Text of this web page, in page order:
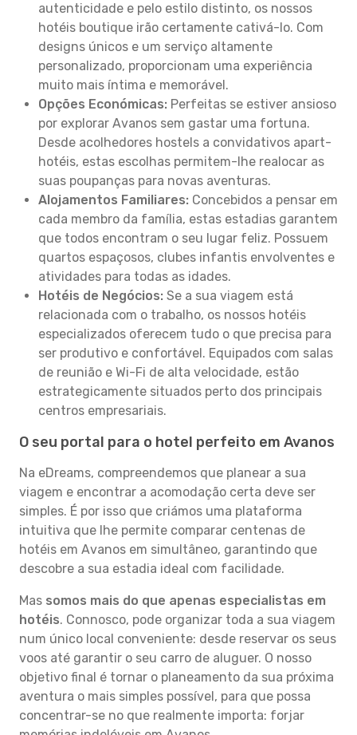
autenticidade e pelo estilo distinto, os nossos
hotéis boutique irão certamente cativá-lo. Com
designs únicos e um serviço altamente
personalizado, proporcionam uma experiência
muito mais íntima e memorável.
Opções Económicas: Perfeitas se estiver ansioso
por explorar Avanos sem gastar uma fortuna.
Desde acolhedores hostels a convidativos apart-
hotéis, estas escolhas permitem-lhe realocar as
suas poupanças para novas aventuras.
Alojamentos Familiares: Concebidos a pensar em
cada membro da família, estas estadias garantem
que todos encontram o seu lugar feliz. Possuem
quartos espaçosos, clubes infantis envolventes e
atividades para todas as idades.
Hotéis de Negócios: Se a sua viagem está
relacionada com o trabalho, os nossos hotéis
especializados oferecem tudo o que precisa para
ser produtivo e confortável. Equipados com salas
de reunião e Wi-Fi de alta velocidade, estão
estrategicamente situados perto dos principais
centros empresariais.
O seu portal para o hotel perfeito em Avanos
Na eDreams, compreendemos que planear a sua
viagem e encontrar a acomodação certa deve ser
simples. É por isso que criámos uma plataforma
intuitiva que lhe permite comparar centenas de
hotéis em Avanos em simultâneo, garantindo que
descobre a sua estadia ideal com facilidade.
Mas somos mais do que apenas especialistas em
hotéis. Connosco, pode organizar toda a sua viagem
num único local conveniente: desde reservar os seus
voos até garantir o seu carro de aluguer. O nosso
objetivo final é tornar o planeamento da sua próxima
aventura o mais simples possível, para que possa
concentrar-se no que realmente importa: forjar